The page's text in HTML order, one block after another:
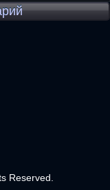
Reserved.